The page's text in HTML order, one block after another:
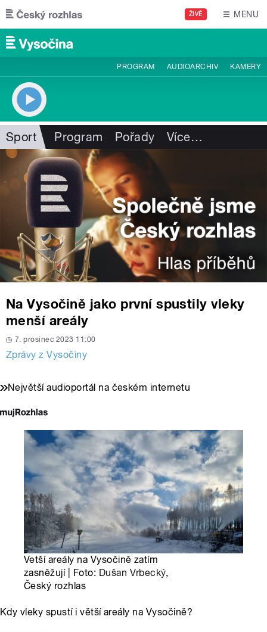
Přejít k hlavnímu obsahu
ŽIVĚ MENU
PROGRAM AUDIOARCHIV KAMERY
Sport Program Pořady Více…
Na Vysočině jako první spustily vleky
menší areály
7. prosinec 2023 11:00
Zprávy z Vysočiny
Největší audioportál na českém internetu
Vetší areály na Vysočině zatím
zasněžují | Foto: Dušan Vrbecký,
Český rozhlas
Kdy vleky spustí i větší areály na Vysočině?